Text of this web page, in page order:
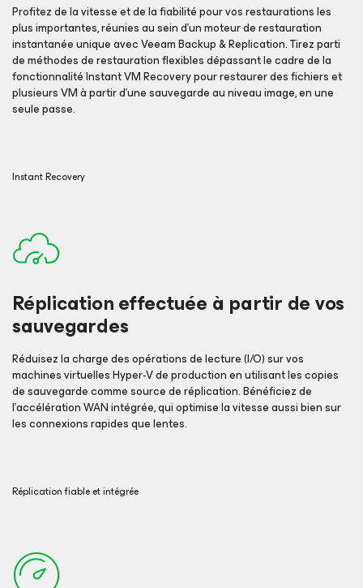
Profitez de la vitesse et de la fiabilité pour vos restaurations les
plus importantes, réunies au sein d’un moteur de restauration
instantanée unique avec Veeam Backup & Replication. Tirez parti
de méthodes de restauration flexibles dépassant le cadre de la
fonctionnalité Instant VM Recovery pour restaurer des fichiers et
plusieurs VM à partir d’une sauvegarde au niveau image, en une
seule passe.
Instant Recovery
Réplication effectuée à partir de vos
sauvegardes
Réduisez la charge des opérations de lecture (I/O) sur vos
machines virtuelles Hyper-V de production en utilisant les copies
de sauvegarde comme source de réplication. Bénéficiez de
l’accélération WAN intégrée, qui optimise la vitesse aussi bien sur
les connexions rapides que lentes.
Réplication fiable et intégrée